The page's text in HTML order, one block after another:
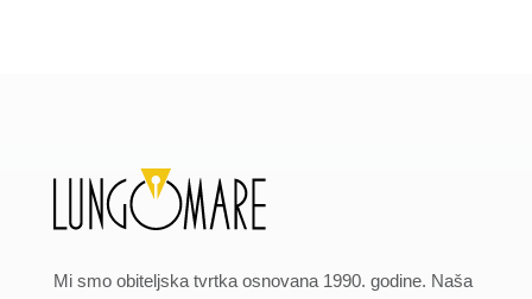
Mi smo obiteljska tvrtka osnovana 1990. godine. Naša